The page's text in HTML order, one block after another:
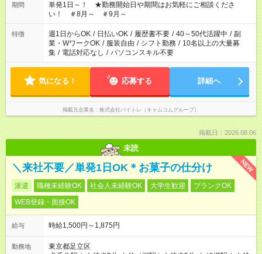
期間
単発1日～！ ★勤務開始日や期間はお気軽にご相談くださ
い！ ＃8月～ ＃9月～
特徴 週1日からOK / 日払いOK / 履歴書不要 / 40～50代活躍中 / 副
業・WワークOK / 服装自由 / シフト勤務 / 10名以上の大量募
集 / 電話対応なし / パソコンスキル不要
気になる！ 応募する 詳細へ
掲載元企業名 株式会社バイトレ（キャムコムグループ）
掲載日：2026.08.06
未読
NEW
＼来社不要／単発1日OK＊お菓子の仕分け
派遣 職種未経験OK 社会人未経験OK 大学生歓迎
ブランクOK
WEB登録・面接OK
給与 時給1,500円～1,875円
勤務地
東京都足立区